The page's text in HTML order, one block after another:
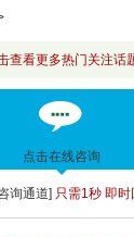
查看更多热门关注话
点击在线咨询
询通道] 只需1秒 即时